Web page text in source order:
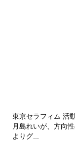
東京セラフィム 活
月島れいが、方向
よりグ...